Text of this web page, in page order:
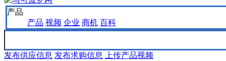
产品
产品 视频 企业 商机 百科
发布供应信息 发布求购信息
上传产品视频